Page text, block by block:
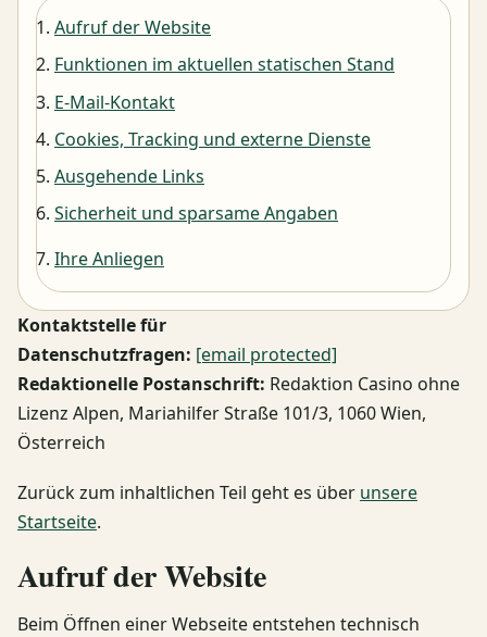
Aufruf der Website
Funktionen im aktuellen statischen Stand
E-Mail-Kontakt
Cookies, Tracking und externe Dienste
Ausgehende Links
Sicherheit und sparsame Angaben
Ihre Anliegen
Kontaktstelle für
Datenschutzfragen: [email protected]
Redaktionelle Postanschrift: Redaktion Casino ohne
Lizenz Alpen, Mariahilfer Straße 101/3, 1060 Wien,
Österreich
Zurück zum inhaltlichen Teil geht es über unsere
Startseite.
Aufruf der Website
Beim Öffnen einer Webseite entstehen technisch